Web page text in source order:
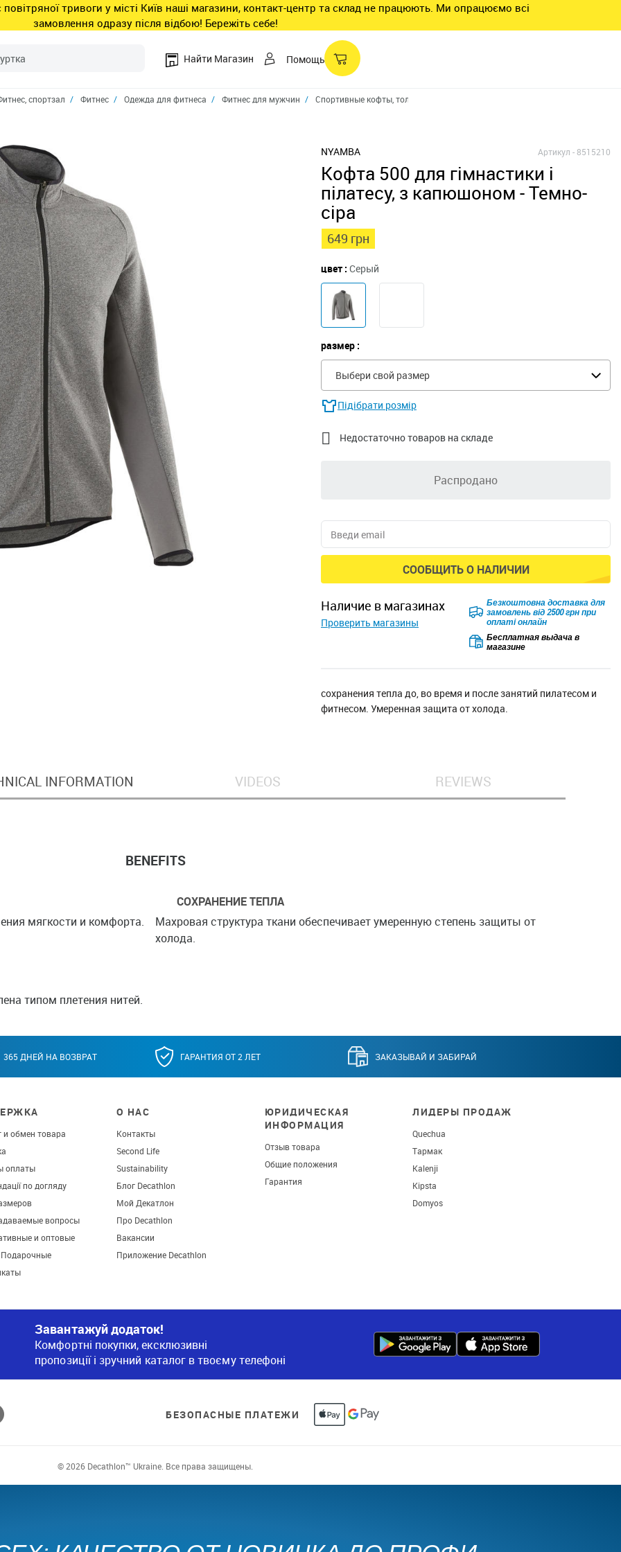
повітряної тривоги у місті Київ наші магазини, контакт-центр та склад не працюють. Ми опрацюємо всі
замовлення одразу після відбою! Бережіть себе!
Найти Магазин Помощь
спортзал Фитнес Одежда для фитнеса Фитнес для мужчин Спортивные кофты, толстовки
NYAMBA Артикул -8515210
Кофта 500 для гімнастики і
пілатесу, з капюшоном - Темно-
сіра
649 грн
цвет : Серый
размер :
Выбери свой размер
Підібрати розмір
 Недостаточно товаров на складе
Распродано
СООБЩИТЬ О НАЛИЧИИ
наличие в магазинах
Проверить магазины
Безкоштовна доставка для
замовлень від 2500 грн при
оплаті онлайн
Бесплатная выдача в
магазине
сохранения тепла до, во время и после занятий пилатесом и
фитнесом. Умеренная защита от холода.
INFORMATION VIDEOS REVIEWS
BENEFITS
мягкости и комфорта.
СОХРАНЕНИЕ ТЕПЛА
Махровая структура ткани обеспечивает умеренную степень защиты от
холода.
типом плетения нитей.
365 ДНЕЙ НА ВОЗВРАТ ГАРАНТИЯ ОТ 2 ЛЕТ ЗАКАЗЫВАЙ И ЗАБИРАЙ
и обмен товара
оплаты
по догляду
вопросы
и оптовые
О НАС
Контакты
Second Life
Sustainability
Блог Decathlon
Мой Декатлон
Про Decathlon
Вакансии
Приложение Decathlon
ЮРИДИЧЕСКАЯ
ИНФОРМАЦИЯ
Отзыв товара
Общие положения
Гарантия
ЛИДЕРЫ ПРОДАЖ
Quechua
Тармак
Kalenji
Kipsta
Domyos
Завантажуй додаток!
Комфортні покупки, ексклюзивні
пропозиції і зручний каталог в твоєму телефоні
БЕЗОПАСНЫЕ ПЛАТЕЖИ
© 2026 Decathlon™ Ukraine. Все права защищены.